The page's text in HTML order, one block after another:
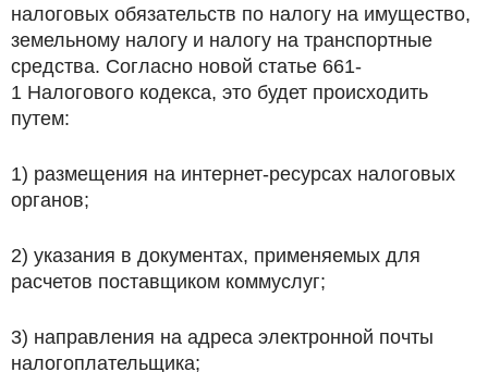
налоговых обязательств по налогу на имущество,
земельному налогу и налогу на транспортные
средства. Согласно новой статье 661-
1 Налогового кодекса, это будет происходить
путем:
1) размещения на интернет-ресурсах налоговых
органов;
2) указания в документах, применяемых для
расчетов поставщиком коммуслуг;
3) направления на адреса электронной почты
налогоплательщика;